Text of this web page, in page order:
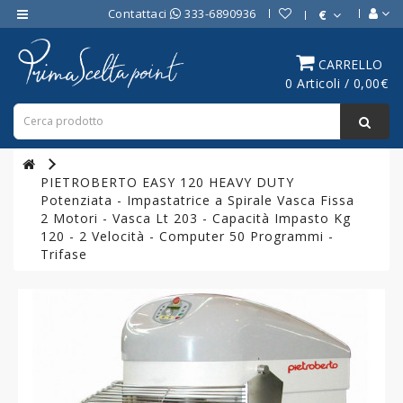
Contattaci 333-6890936 €
CARRELLO
0 Articoli / 0,00€
Category
ATTREZZATURE
BAR
ATTREZZATURE
PROFESSIONALI
CUCINA
LINEA
PIETROBERTO EASY 120 HEAVY DUTY
Potenziata - Impastatrice a Spirale Vasca Fissa
2 Motori - Vasca Lt 203 - Capacità Impasto Kg
120 - 2 Velocità - Computer 50 Programmi -
Trifase